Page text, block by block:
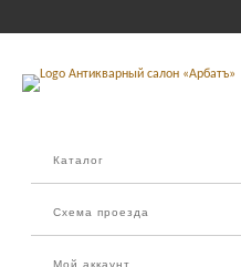
Каталог
Схема проезда